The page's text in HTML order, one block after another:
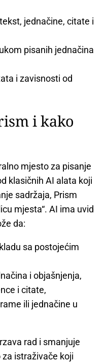
jednačine, citate i
pisanih jednačina
i zavisnosti od
i kako
mjesto za pisanje
klasičnih AI alata koji
sadržaja, Prism
mjesta“. AI ima uvid
da:
sa postojećim
i objašnjenja,
i citate,
ili jednačine u
rad i smanjuje
istraživače koji